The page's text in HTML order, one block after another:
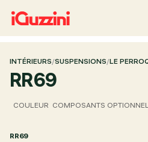
INTÉRIEURS/SUSPENSIONS/LE
RR69
COULEUR COMPOSANTS
RR69